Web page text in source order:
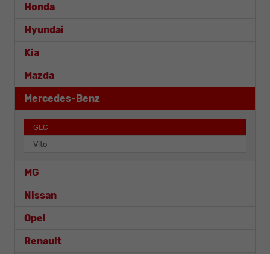
Honda
Hyundai
Kia
Mazda
Mercedes-Benz
GLC
Vito
MG
Nissan
Opel
Renault